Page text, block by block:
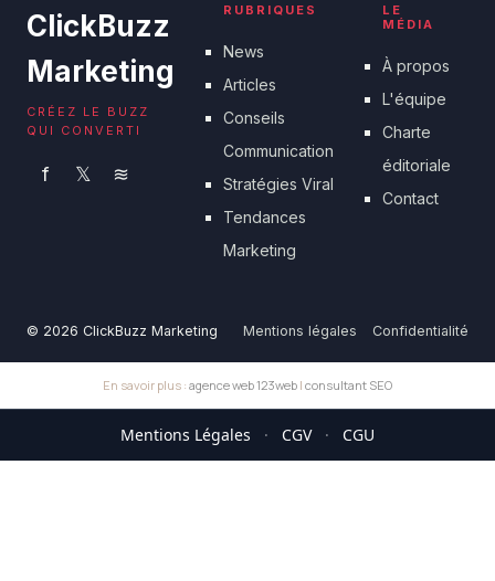
ClickBuzz
Marketing
CRÉEZ LE BUZZ
QUI CONVERTI
f 𝕏 ≋
RUBRIQUES
News
Articles
Conseils
Communication
Stratégies Viral
Tendances
Marketing
LE
MÉDIA
À propos
L'équipe
Charte
éditoriale
Contact
© 2026 ClickBuzz Marketing Mentions légales Confidentialité
En savoir plus : agence web 123web | consultant SEO
Mentions Légales · CGV · CGU